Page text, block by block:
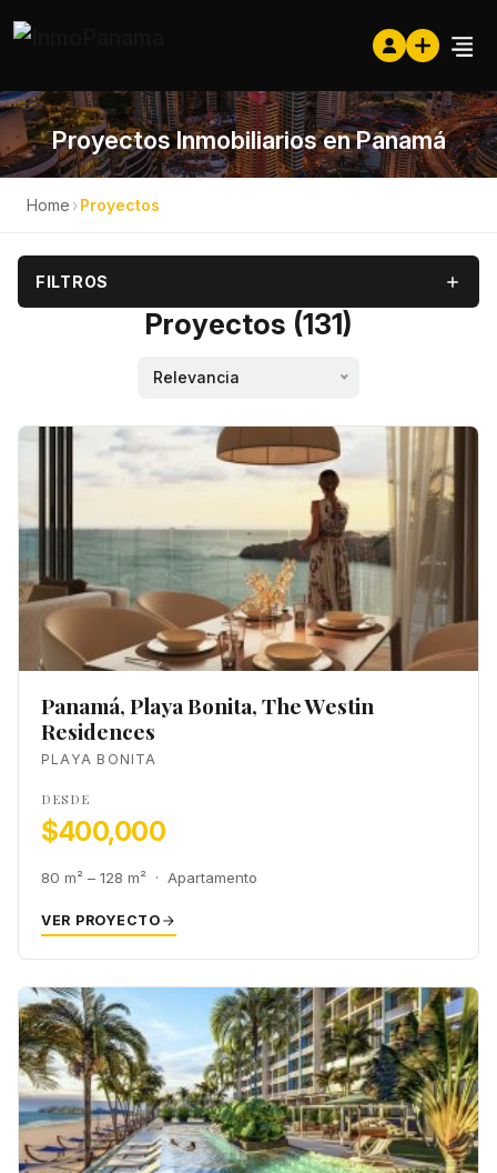
Proyectos Inmobiliarios en Panamá
Home ›Proyectos
FILTROS
Proyectos (131)
Relevancia
Panamá, Playa Bonita, The Westin
Residences
PLAYA BONITA
DESDE
$400,000
80 m² – 128 m² · Apartamento
VER PROYECTO